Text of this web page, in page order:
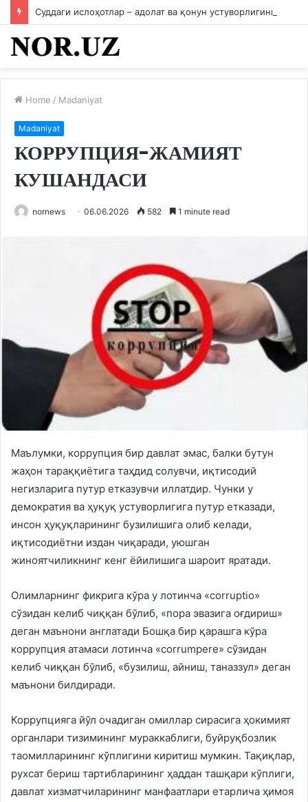
Home / Madaniyat
Madaniyat
КОРРУПЦИЯ-ЖАМИЯТ
КУШАНДАСИ
nornews 06.06.2026 582 1 minute read
Маълумки, коррупция бир давлат эмас, балки бутун
жаҳон тараққиётига таҳдид солувчи, иқтисодий
негизларига путур етказувчи иллатдир. Чунки у
демократия ва ҳуқуқ устуворлигига путур етказади,
инсон ҳуқуқларининг бузилишига олиб келади,
иқтисодиётни издан чиқаради, уюшган
жиноятчиликнинг кенг ёйилишига шароит яратади.
Олимларнинг фикрига кўра у лотинча «corruptio»
сўзидан келиб чиққан бўлиб, «пора эвазига оғдириш»
деган маънони англатади Бошқа бир қарашга кўра
коррупция атамаси лотинча «corrumpere» сўзидан
келиб чиққан бўлиб, «бузилиш, айниш, таназзул» деган
маънони билдиради.
Коррупцияга йўл очадиган омиллар сирасига ҳокимият
органлари тизимининг мураккаблиги, буйруқбозлик
таомилларининг кўплигини киритиш мумкин. Тақиқлар,
рухсат бериш тартибларининг ҳаддан ташқари кўплиги,
давлат хизматчиларининг манфаатлари етарлича ҳимоя